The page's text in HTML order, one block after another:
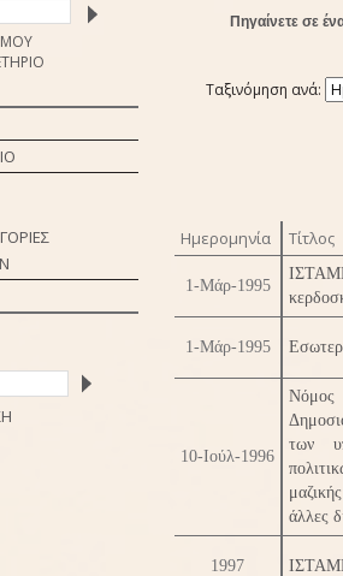
ΜΟΥ
Πηγαίνετε σε
Ταξινόμηση ανά:
Ημερομηνία Τίτλος
1-Μάρ-1995
1-Μάρ-1995
10-Ιούλ-1996
Νόμος
των
άλλες
1997